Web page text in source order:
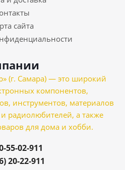
сайта
(г. Самара) — это широкий
компонентов,
инструментов, материалов
радиолюбителей, а также
для дома и хобби.
55-02-911
20-22-911